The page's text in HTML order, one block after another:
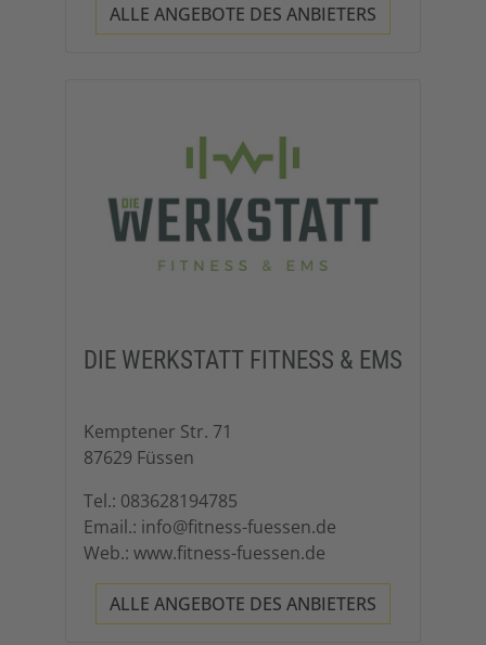
ALLE ANGEBOTE DES ANBIETERS
DIE WERKSTATT FITNESS & EMS
Kemptener Str. 71
87629 Füssen
Tel.: 083628194785
Email.: info@fitness-fuessen.de
Web.: www.fitness-fuessen.de
ALLE ANGEBOTE DES ANBIETERS